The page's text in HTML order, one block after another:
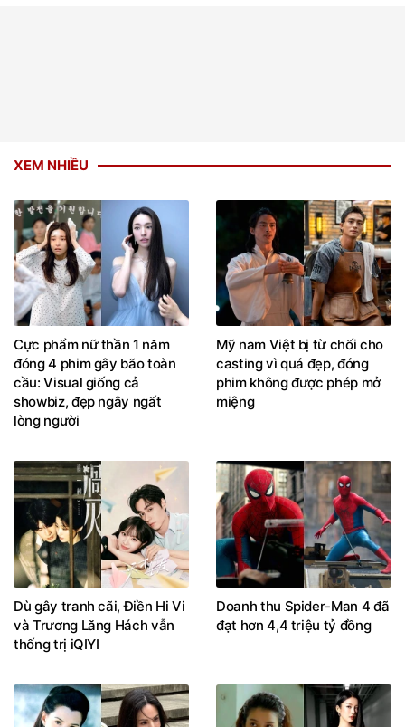
XEM NHIỀU
Cực phẩm nữ thần 1 năm
đóng 4 phim gây bão toàn
cầu: Visual giống cả
showbiz, đẹp ngây ngất
lòng người
Mỹ nam Việt bị từ chối cho
casting vì quá đẹp, đóng
phim không được phép mở
miệng
Dù gây tranh cãi, Điền Hi Vi
và Trương Lăng Hách vẫn
thống trị iQIYI
Doanh thu Spider-Man 4 đã
đạt hơn 4,4 triệu tỷ đồng